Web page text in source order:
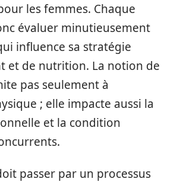
les femmes. Chaque
évaluer minutieusement
influence sa stratégie
et de nutrition. La notion de
pas seulement à
; elle impacte aussi la
et la condition
passer par un processus